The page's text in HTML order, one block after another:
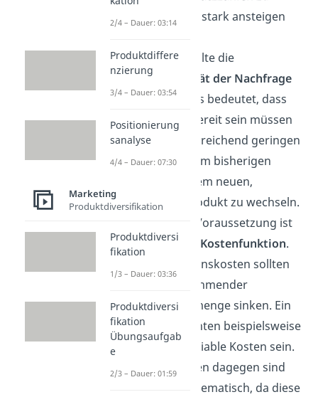
Beginn direkt stark ansteigen
Außerdem sollte die
Preiselastizität der Nachfrage
hoch sein. Das bedeutet, dass
die Kunden bereit sein müssen
bei einem ausreichend geringen
Preis von ihrem bisherigen
Produkt zu dem neuen,
günstigen Produkt zu wechseln.
Eine weitere Voraussetzung ist
diepassende Kostenfunktion.
Die Produktionskosten sollten
also mit zunehmender
Produktionsmenge sinken. Ein
Problem könnten beispielsweise
sehr hohe variable Kosten sein.
Hohe Fixkosten dagegen sind
nicht so problematisch, da diese
2/4 – Dauer: 03:14
Produktdiffere
nzierung
3/4 – Dauer: 03:54
Positionierung
sanalyse
4/4 – Dauer: 07:30
Marketing
Produktdiversifikation
Produktdiversi
fikation
1/3 – Dauer: 03:36
Produktdiversi
fikation
Übungsaufgab
e
2/3 – Dauer: 01:59